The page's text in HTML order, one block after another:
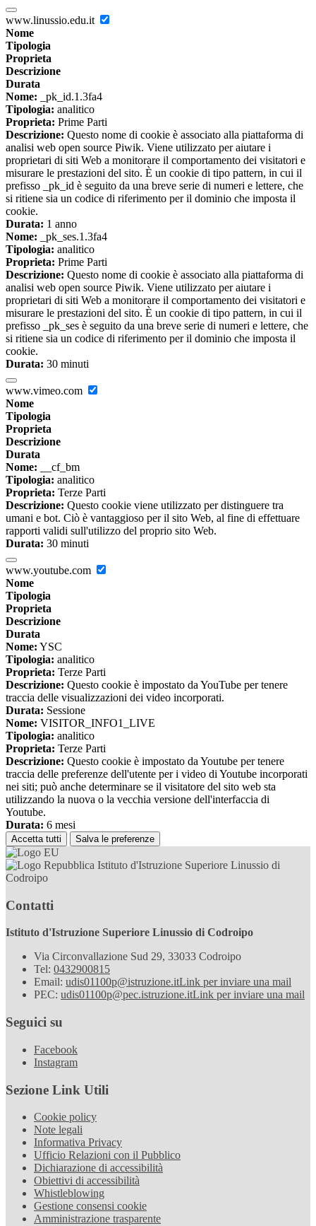
www.linussio.edu.it
Nome
Tipologia
Proprieta
Descrizione
Durata
Nome: _pk_id.1.3fa4
Tipologia: analitico
Proprieta: Prime Parti
Descrizione: Questo nome di cookie è associato alla piattaforma di
analisi web open source Piwik. Viene utilizzato per aiutare i
proprietari di siti Web a monitorare il comportamento dei visitatori e
misurare le prestazioni del sito. È un cookie di tipo pattern, in cui il
prefisso _pk_id è seguito da una breve serie di numeri e lettere, che
si ritiene sia un codice di riferimento per il dominio che imposta il
cookie.
Durata: 1 anno
Nome: _pk_ses.1.3fa4
Tipologia: analitico
Proprieta: Prime Parti
Descrizione: Questo nome di cookie è associato alla piattaforma di
analisi web open source Piwik. Viene utilizzato per aiutare i
proprietari di siti Web a monitorare il comportamento dei visitatori e
misurare le prestazioni del sito. È un cookie di tipo pattern, in cui il
prefisso _pk_ses è seguito da una breve serie di numeri e lettere, che
si ritiene sia un codice di riferimento per il dominio che imposta il
cookie.
Durata: 30 minuti
www.vimeo.com
Nome
Tipologia
Proprieta
Descrizione
Durata
Nome: __cf_bm
Tipologia: analitico
Proprieta: Terze Parti
Descrizione: Questo cookie viene utilizzato per distinguere tra
umani e bot. Ciò è vantaggioso per il sito Web, al fine di effettuare
rapporti validi sull'utilizzo del proprio sito Web.
Durata: 30 minuti
www.youtube.com
Nome
Tipologia
Proprieta
Descrizione
Durata
Nome: YSC
Tipologia: analitico
Proprieta: Terze Parti
Descrizione: Questo cookie è impostato da YouTube per tenere
traccia delle visualizzazioni dei video incorporati.
Durata: Sessione
Nome: VISITOR_INFO1_LIVE
Tipologia: analitico
Proprieta: Terze Parti
Descrizione: Questo cookie è impostato da Youtube per tenere
traccia delle preferenze dell'utente per i video di Youtube incorporati
nei siti; può anche determinare se il visitatore del sito web sta
utilizzando la nuova o la vecchia versione dell'interfaccia di
Youtube.
Durata: 6 mesi
Accetta tutti Salva le preferenze
Istituto d'Istruzione Superiore Linussio di
Codroipo
Contatti
Istituto d'Istruzione Superiore Linussio di Codroipo
Via Circonvallazione Sud 29, 33033 Codroipo
Tel: 0432900815
Email: udis01100p@istruzione.itLink per inviare una mail
PEC: udis01100p@pec.istruzione.itLink per inviare una mail
Seguici su
Facebook
Instagram
Sezione Link Utili
Cookie policy
Note legali
Informativa Privacy
Ufficio Relazioni con il Pubblico
Dichiarazione di accessibilità
Obiettivi di accessibilità
Whistleblowing
Gestione consensi cookie
Amministrazione trasparente